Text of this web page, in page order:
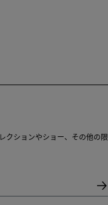
クションやショー、その他の限